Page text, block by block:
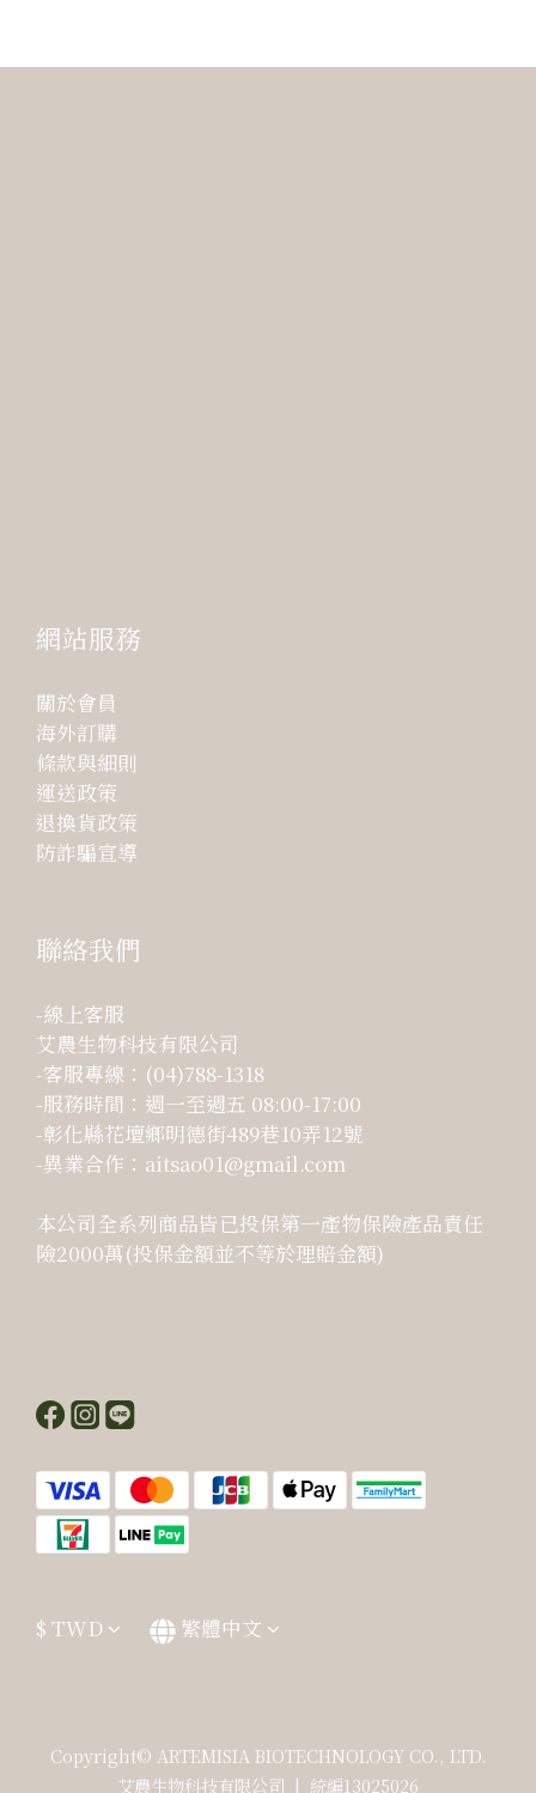
網站服務
關於會員
海外訂購
條款與細則
運送政策
退換貨政策
防詐騙宣導
聯絡我們
-線上客服
艾農生物科技有限公司
-客服專線：(04)788-1318
-服務時間：週一至週五 08:00-17:00
-彰化縣花壇鄉明德街489巷10弄12號
-異業合作：aitsao01@gmail.com
本公司全系列商品皆已投保第一產物保險產品責任
險2000萬(投保金額並不等於理賠金額)
$ TWD 繁體中文
Copyright© ARTEMISIA BIOTECHNOLOGY CO., LTD.
艾農生物科技有限公司 | 統編13025026